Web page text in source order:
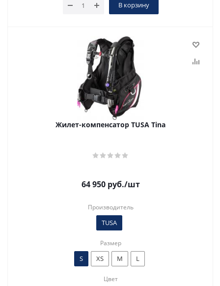
В корзину
Жилет-компенсатор TUSA Tina
64 950руб./шт
Производитель
TUSA
Размер
S XS M L
Цвет